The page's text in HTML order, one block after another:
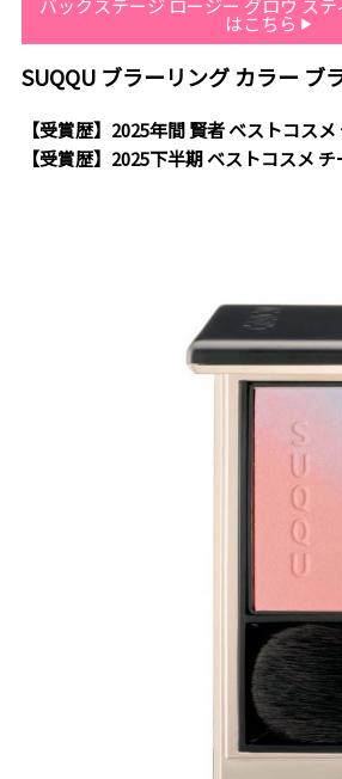
はこちら
SUQQU ブラーリング カラー ブ
【受賞歴】2025年間 賢者 ベストコス
【受賞歴】2025下半期 ベストコスメ